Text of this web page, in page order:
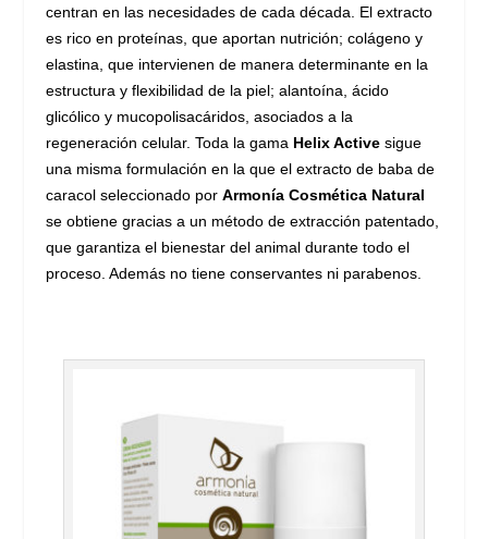
centran en las necesidades de cada década. El extracto
es rico en proteínas, que aportan nutrición; colágeno y
elastina, que intervienen de manera determinante en la
estructura y flexibilidad de la piel; alantoína, ácido
glicólico y mucopolisacáridos, asociados a la
regeneración celular. Toda la gama Helix Active sigue
una misma formulación en la que el extracto de baba de
caracol seleccionado porArmonía Cosmética Natural
se obtiene gracias a un método de extracción patentado,
que garantiza el bienestar del animal durante todo el
proceso. Además no tiene conservantes ni parabenos.